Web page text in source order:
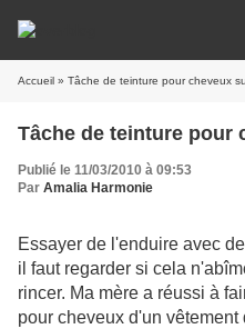
Accueil » Tâche de teinture pour cheveux
Tâche de teinture pour
Publié le 11/03/2010 à 09:53
Par Amalia Harmonie
Essayer de l'enduire avec
il faut regarder si cela
rincer. Ma mère a réussi à
pour cheveux d'un